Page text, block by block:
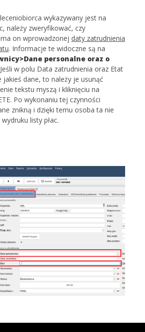
wykazywany jest na
należy zweryfikować, czy
on wprowadzonej daty zatrudnienia
. Informacje te widoczne są na
personalne oraz o
w polu Data zatrudnienia oraz Etat
jakieś dane, to należy je usunąć
tekstu myszą i kliknięciu na
Po wykonaniu tej czynności
znikną i dzięki temu osoba ta nie
listy płac.